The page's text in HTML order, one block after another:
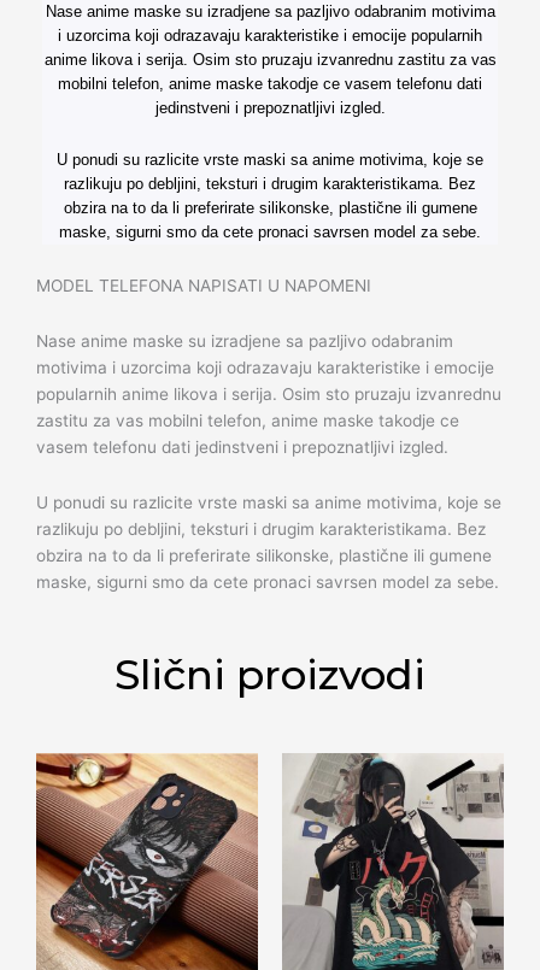
za
Telefon
A01
Nase anime maske su izradjene sa pazljivo odabranim motivima
i uzorcima koji odrazavaju karakteristike i emocije popularnih
anime likova i serija. Osim sto pruzaju izvanrednu zastitu za vas
mobilni telefon, anime maske takodje ce vasem telefonu dati
jedinstveni i prepoznatljivi izgled.
U ponudi su razlicite vrste maski sa anime motivima, koje se
razlikuju po debljini, teksturi i drugim karakteristikama. Bez
obzira na to da li preferirate silikonske, plastične ili gumene
maske, sigurni smo da cete pronaci savrsen model za sebe.
MODEL TELEFONA NAPISATI U NAPOMENI
Nase anime maske su izradjene sa pazljivo odabranim
motivima i uzorcima koji odrazavaju karakteristike i emocije
popularnih anime likova i serija. Osim sto pruzaju izvanrednu
zastitu za vas mobilni telefon, anime maske takodje ce
vasem telefonu dati jedinstveni i prepoznatljivi izgled.
U ponudi su razlicite vrste maski sa anime motivima, koje se
razlikuju po debljini, teksturi i drugim karakteristikama. Bez
obzira na to da li preferirate silikonske, plastične ili gumene
maske, sigurni smo da cete pronaci savrsen model za sebe.
Slični proizvodi